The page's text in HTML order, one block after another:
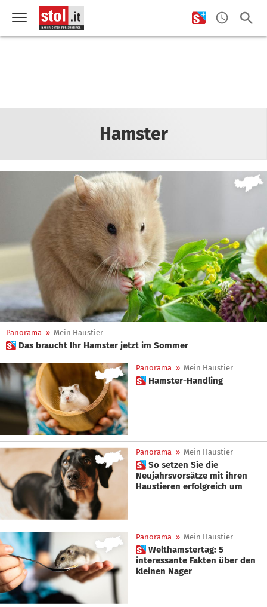
Hamster
Panorama » Mein Haustier
 Das braucht Ihr Hamster jetzt im Sommer
Panorama » Mein Haustier
 Hamster-Handling
Panorama » Mein Haustier
 So setzen Sie die
Neujahrsvorsätze mit ihren
Haustieren erfolgreich um
Panorama » Mein Haustier
 Welthamstertag: 5
interessante Fakten über den
kleinen Nager